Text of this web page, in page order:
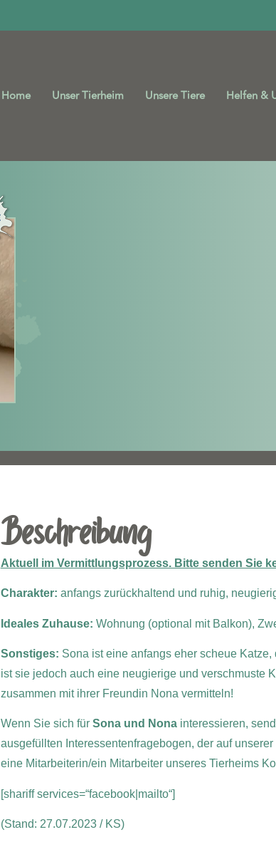
Home Unser Tierheim Unsere Tiere Helfen &
Beschreibung
Aktuell im Vermittlungsprozess. Bitte senden Sie
Charakter: anfangs zurückhaltend und ruhig,
Ideales Zuhause: Wohnung (optional mit Balkon),
Sonstiges: Sona ist eine anfangs eher scheue
ist sie jedoch auch eine neugierige und verschmuste
zusammen mit ihrer Freundin Nona vermitteln!
Wenn Sie sich für Sona und Nona interessieren,
ausgefüllten Interessentenfragebogen, der auf
eine Mitarbeiterin/ein Mitarbeiter unseres Tierheims
[shariff services=“facebook|mailto“]
(Stand: 27.07.2023 / KS)